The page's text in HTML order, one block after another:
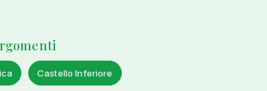
Castello Inferiore